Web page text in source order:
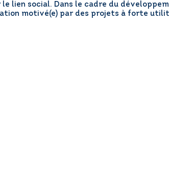
lien social. Dans le cadre du
motivé(e) par des projets à forte